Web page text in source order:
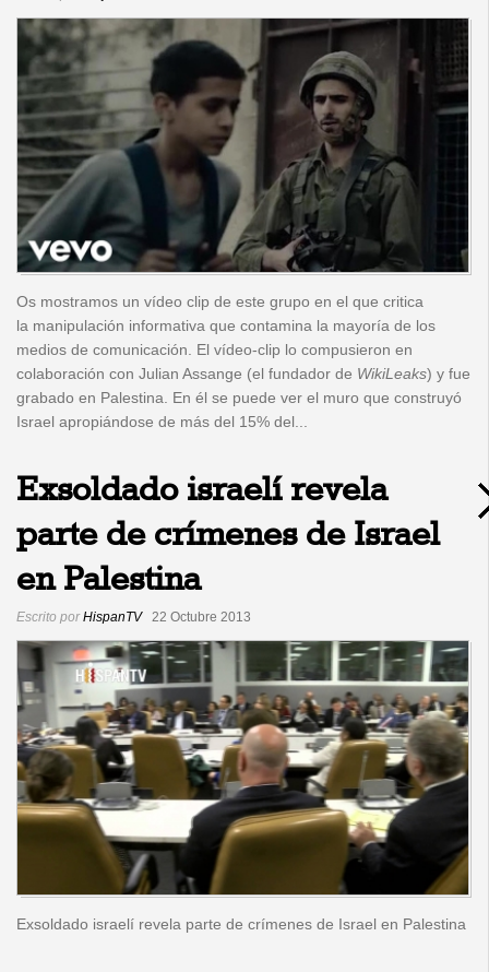
Os mostramos un vídeo clip de este grupo en el que critica
la manipulación informativa que contamina la mayoría de los
medios de comunicación. El vídeo-clip lo compusieron en
colaboración con Julian Assange (el fundador de WikiLeaks) y fue
grabado en Palestina. En él se puede ver el muro que construyó
Israel apropiándose de más del 15% del...
Exsoldado israelí revela
parte de crímenes de Israel
en Palestina
Escrito porHispanTV 22 Octubre 2013
Exsoldado israelí revela parte de crímenes de Israel en Palestina